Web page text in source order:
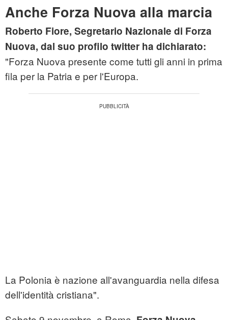
Anche Forza Nuova alla marcia
Roberto Fiore, Segretario Nazionale di Forza
Nuova, dal suo profilo twitter ha dichiarato:
"Forza Nuova presente come tutti gli anni in prima
fila per la Patria e per l'Europa.
La Polonia è nazione all'avanguardia nella difesa
dell'identità cristiana".